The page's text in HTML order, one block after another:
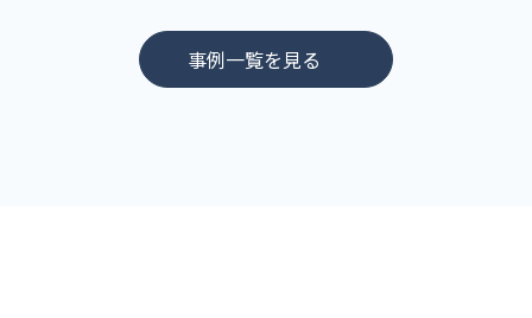
事例一覧を見る